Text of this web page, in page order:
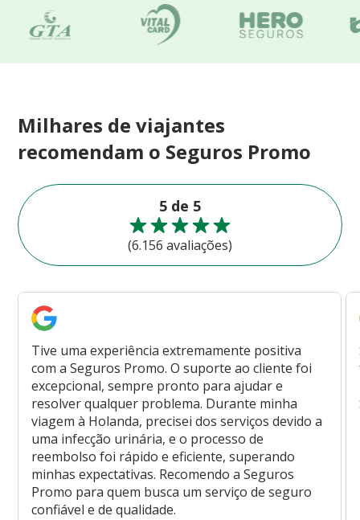
Milhares de viajantes
recomendam o Seguros Promo
5 de 5
(6.156 avaliações)
Tive uma experiência extremamente positiva
com a Seguros Promo. O suporte ao cliente foi
excepcional, sempre pronto para ajudar e
resolver qualquer problema. Durante minha
viagem à Holanda, precisei dos serviços devido a
uma infecção urinária, e o processo de
reembolso foi rápido e eficiente, superando
minhas expectativas. Recomendo a Seguros
Promo para quem busca um serviço de seguro
confiável e de qualidade.